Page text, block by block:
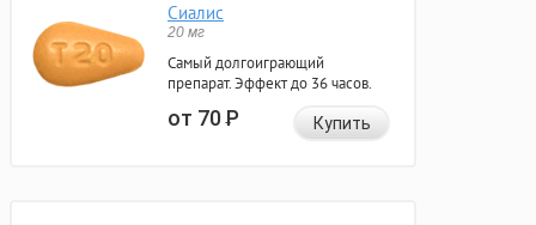
Сиалис
20 мг
Самый долгоиграющий
препарат. Эффект до 36 часов.
от 70Р Купить